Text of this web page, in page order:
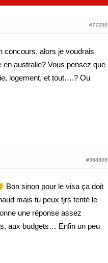
#77230
concours, alors je voudrais
australie? Vous pensez que
logement, et tout….? Ou
#368808
Bon sinon pour le visa ça doit
mais tu peux tjrs tenté le
une réponse assez
aux budgets… Enfin un peu